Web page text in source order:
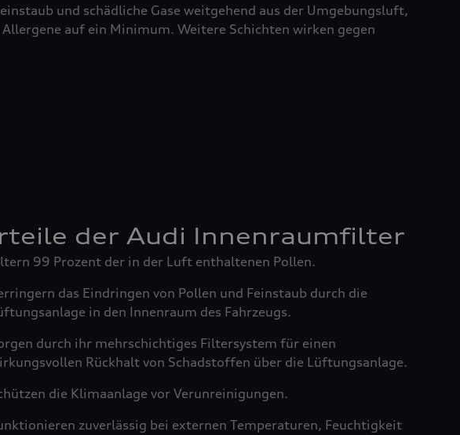
und schädliche Gase weitgehend aus der Umgebungsluft,
auf ein Minimum. Weitere Schichten wirken gegen
der Audi Innenraumfilter
99 Prozent der in der Luft enthaltenen Pollen.
das Eindringen von Pollen und Feinstaub durch die
in den Innenraum des Fahrzeugs.
durch ihr mehrschichtiges Filtersystem für einen
Rückhalt von Schadstoffen über die Lüftungsanlage.
die Klimaanlage vor Verunreinigungen.
zuverlässig bei externen Temperaturen, Feuchtigkeit